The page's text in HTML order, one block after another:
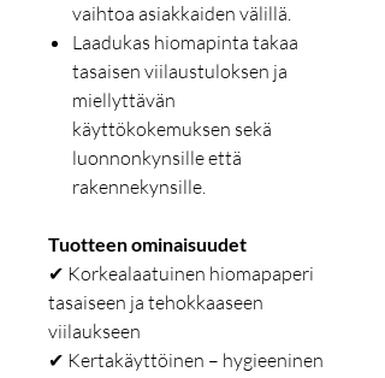
vaihtoa asiakkaiden välillä.
Laadukas hiomapinta takaa
tasaisen viilaustuloksen ja
miellyttävän
käyttökokemuksen sekä
luonnonkynsille että
rakennekynsille.
Tuotteen ominaisuudet
✔ Korkealaatuinen hiomapaperi
tasaiseen ja tehokkaaseen
viilaukseen
✔ Kertakäyttöinen – hygieeninen